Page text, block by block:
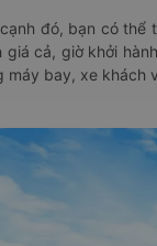
đó, bạn có thể
giá cả, giờ khởi
máy bay, xe khách